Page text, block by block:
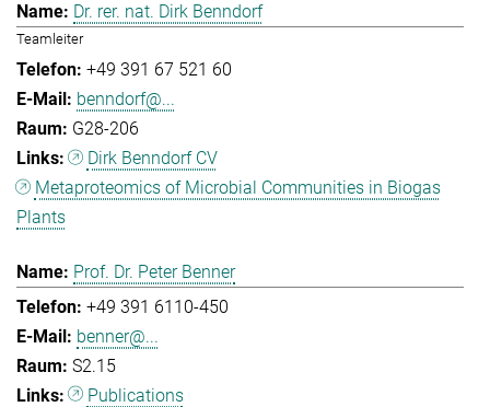
Dr. rer. nat. Dirk Benndorf
Teamleiter
+49 391 67 521 60
benndorf@...
G28-206
Dirk Benndorf CV
Metaproteomics of Microbial Communities in Biogas
Plants
Prof. Dr. Peter Benner
+49 391 6110-450
benner@...
S2.15
Publications